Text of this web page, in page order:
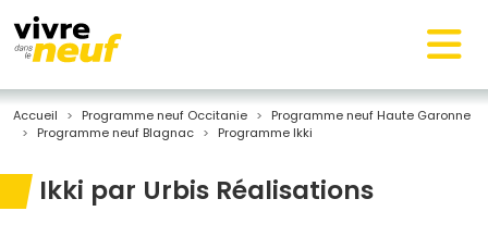
Accueil Programme neuf Occitanie
Programme neuf Haute Garonne
Programme neuf Blagnac
Programme Ikki
Ikki par Urbis Réalisations